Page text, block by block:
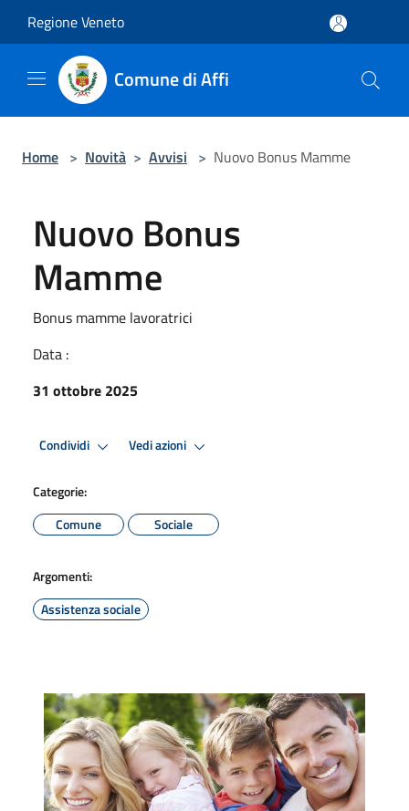
Regione Veneto
Comune di Affi
Home > Novità > Avvisi > Nuovo Bonus Mamme
Nuovo Bonus
Mamme
Bonus mamme lavoratrici
Data :
31 ottobre 2025
Condividi Vedi azioni
Categorie:
Comune
Sociale
Argomenti:
Assistenza sociale